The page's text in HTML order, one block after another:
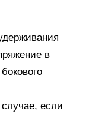
в
если